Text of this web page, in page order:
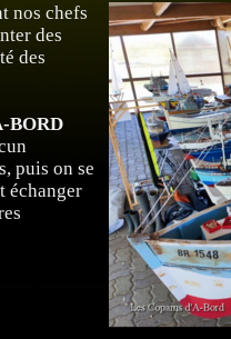
nos chefs
des
des
BORD
puis on se
échanger